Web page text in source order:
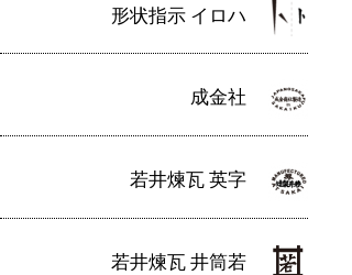
形状指示 イロハ
成金社
若井煉瓦 英字
若井煉瓦 井筒若